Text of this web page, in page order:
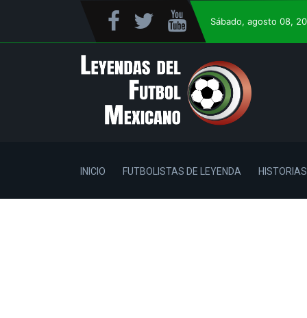
Sábado, agosto 08,
INICIO FUTBOLISTAS DE LEYENDA